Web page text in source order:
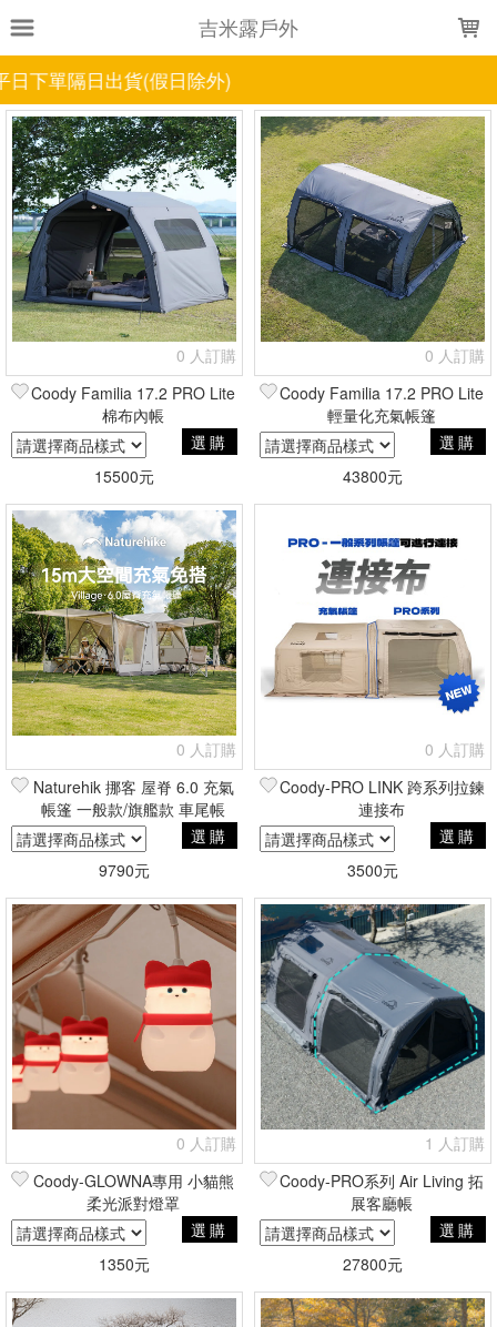
吉米露戶外
日除外)
上架時間 銷售件數 銷售價格
樣式尺寸篩選
全部樣式 黑 軍綠 米白
灰
沙
夜幕黑 360cm寬與PRO連接布
4.5單位桌
8.0與PRO連接布
BESTONA貝斯朵與PRO連接布
全部尺寸 1入 8.0款
9.0/10.0/13.68/17.2/樞紐
灰
米白 含紗網+隱私門窗三件套
夜幕黑
軍綠
高25公分 黑
篩選
0 人訂購
Coody Familia 17.2 PRO Lite
棉布內帳
選購
15500元
0 人訂購
Coody Familia 17.2 PRO Lite
輕量化充氣帳篷
選購
43800元
0 人訂購
Naturehik 挪客 屋脊 6.0 充氣
帳篷 一般款/旗艦款 車尾帳
選購
9790元
0 人訂購
Coody-PRO LINK 跨系列拉鍊
連接布
選購
3500元
0 人訂購
Coody-GLOWNA專用 小貓熊
柔光派對燈罩
選購
1350元
1 人訂購
Coody-PRO系列 Air Living 拓
展客廳帳
選購
27800元